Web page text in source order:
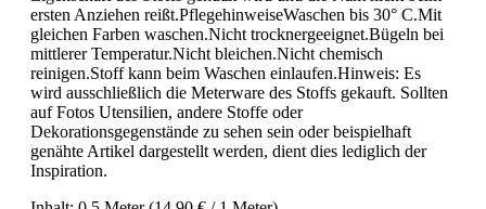
ersten Anziehen reißt.PflegehinweiseWaschen bis 30° C.Mit
gleichen Farben waschen.Nicht trocknergeeignet.Bügeln bei
mittlerer Temperatur.Nicht bleichen.Nicht chemisch
reinigen.Stoff kann beim Waschen einlaufen.Hinweis: Es
wird ausschließlich die Meterware des Stoffs gekauft. Sollten
auf Fotos Utensilien, andere Stoffe oder
Dekorationsgegenstände zu sehen sein oder beispielhaft
genähte Artikel dargestellt werden, dient dies lediglich der
Inspiration.